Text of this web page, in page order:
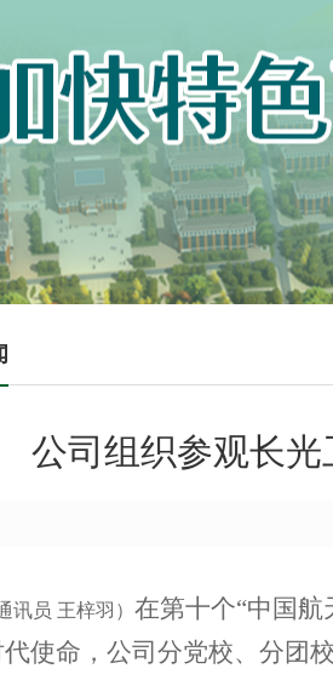
公司组织参观长光
讯员 王梓羽） 在第十个“中国
使命，公司分党校、分团